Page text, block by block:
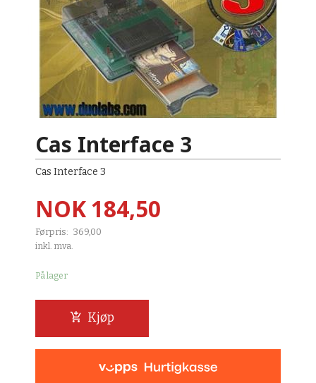
Cas Interface 3
Cas Interface 3
Tilbud
NOK184,50
Førpris: 369,00
Rabatt
inkl. mva.
På lager
Kjøp